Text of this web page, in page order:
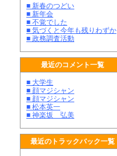
■ 新春のつどい
■ 新年会
■ 不覚でした
■ 気づくと今年も残りわずか
■ 政務調査活動
最近のコメント一覧
■ 大学生
■ 顔マジシャン
■ 顔マジシャン
■ 松本英一
■ 神楽坂 弘美
最近のトラックバック一覧